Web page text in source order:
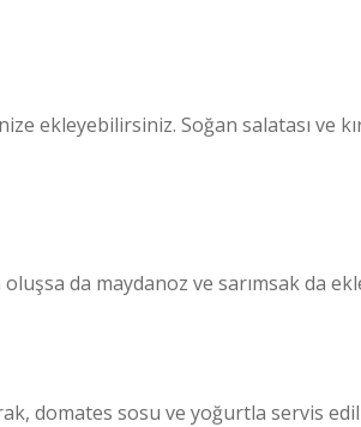
ekleyebilirsiniz. Soğan salatası ve
da maydanoz ve sarımsak da
domates sosu ve yoğurtla servis